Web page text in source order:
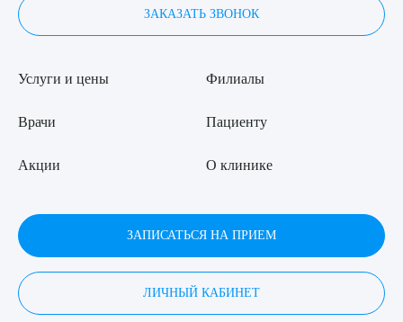
ЗАКАЗАТЬ ЗВОНОК
Услуги и цены
Врачи
Акции
Филиалы
Пациенту
О клинике
ЗАПИСАТЬСЯ НА ПРИЕМ
ЛИЧНЫЙ КАБИНЕТ